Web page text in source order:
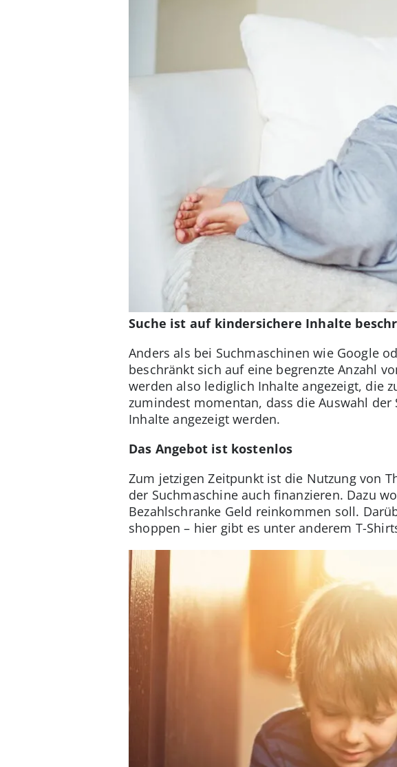
Suche ist auf kindersichere Inhalte
Anders als bei Suchmaschinen wie Google
beschränkt sich auf eine begrenzte Anzahl
werden also lediglich Inhalte angezeigt, die
zumindest momentan, dass die Auswahl
Inhalte angezeigt werden.
Das Angebot ist kostenlos
Zum jetzigen Zeitpunkt ist die Nutzung von
der Suchmaschine auch finanzieren. Dazu
Bezahlschranke Geld reinkommen soll.
shoppen – hier gibt es unter anderem T-